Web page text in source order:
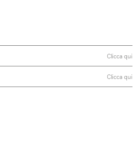
Clicca qui
Clicca qui